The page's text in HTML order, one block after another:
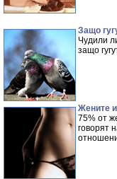
Защо
Чудили
защо
Жените
75% от
говорят